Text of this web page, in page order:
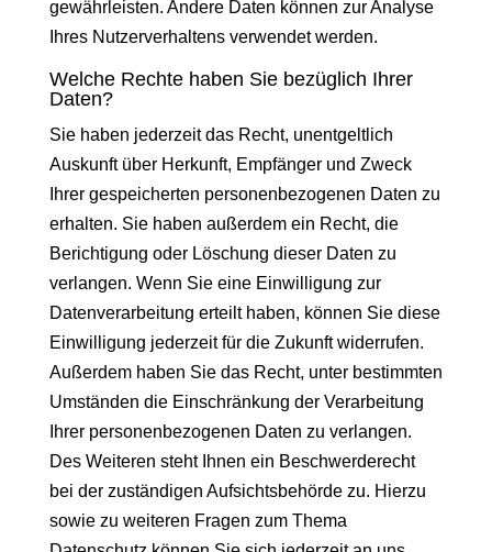
gewährleisten. Andere Daten können zur Analyse
Ihres Nutzerverhaltens verwendet werden.
Welche Rechte haben Sie bezüglich Ihrer
Daten?
Sie haben jederzeit das Recht, unentgeltlich
Auskunft über Herkunft, Empfänger und Zweck
Ihrer gespeicherten personenbezogenen Daten zu
erhalten. Sie haben außerdem ein Recht, die
Berichtigung oder Löschung dieser Daten zu
verlangen. Wenn Sie eine Einwilligung zur
Datenverarbeitung erteilt haben, können Sie diese
Einwilligung jederzeit für die Zukunft widerrufen.
Außerdem haben Sie das Recht, unter bestimmten
Umständen die Einschränkung der Verarbeitung
Ihrer personenbezogenen Daten zu verlangen.
Des Weiteren steht Ihnen ein Beschwerderecht
bei der zuständigen Aufsichtsbehörde zu. Hierzu
sowie zu weiteren Fragen zum Thema